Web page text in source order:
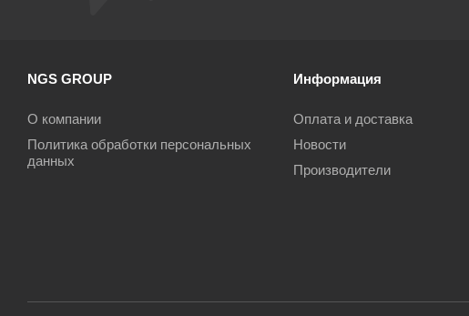
NGS GROUP
О компании
Политика обработки персональных
данных
Информация
Оплата и доставка
Новости
Производители